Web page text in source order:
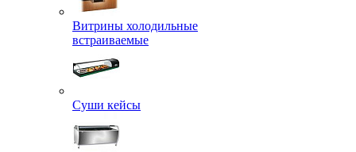
Витрины холодильные
встраиваемые
Суши кейсы